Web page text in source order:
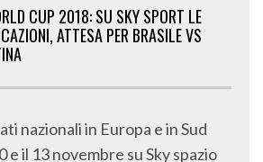
CUP 2018: SU SKY SPORT LE
ATTESA PER BRASILE VS
nazionali in Europa e in Sud
e il 13 novembre su Sky spazio